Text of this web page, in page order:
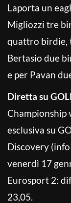
Laporta un
Migliozzi tre
quattro birdie,
Bertasio due
e per Pavan
Diretta su
Championship
esclusiva su
Discovery (info
venerdì 17
Eurosport 2:
23,05.